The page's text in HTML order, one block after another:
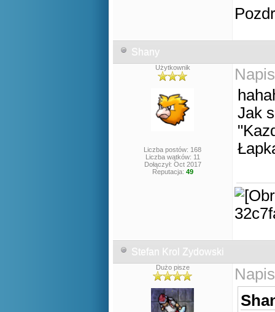
Shany
Użytkownik
Liczba postów: 168
Liczba wątków: 11
Dołączył: Oct 2017
Reputacja: 49
Jak
Stefan Krol Zydowski
Dużo pisze